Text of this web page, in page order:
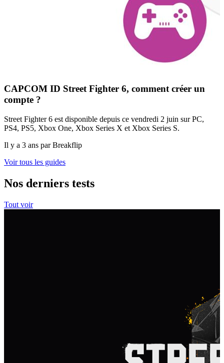
CAPCOM ID Street Fighter 6, comment créer un
compte ?
Street Fighter 6 est disponible depuis ce vendredi 2 juin sur PC,
PS4, PS5, Xbox One, Xbox Series X et Xbox Series S.
Il y a 3 ans par Breakflip
Voir tous les guides
Nos derniers tests
Tout voir